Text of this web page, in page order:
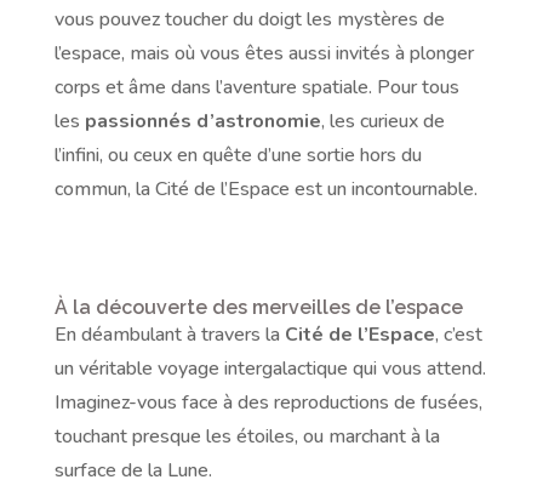
vous pouvez toucher du doigt les mystères de
l’espace, mais où vous êtes aussi invités à plonger
corps et âme dans l’aventure spatiale. Pour tous
les passionnés d’astronomie, les curieux de
l’infini, ou ceux en quête d’une sortie hors du
commun, la Cité de l’Espace est un incontournable.
À la découverte des merveilles de l’espace
En déambulant à travers la Cité de l’Espace, c’est
un véritable voyage intergalactique qui vous attend.
Imaginez-vous face à des reproductions de fusées,
touchant presque les étoiles, ou marchant à la
surface de la Lune.